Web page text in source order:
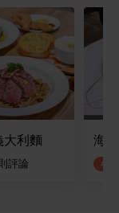
大利麵
評論
海
4.1